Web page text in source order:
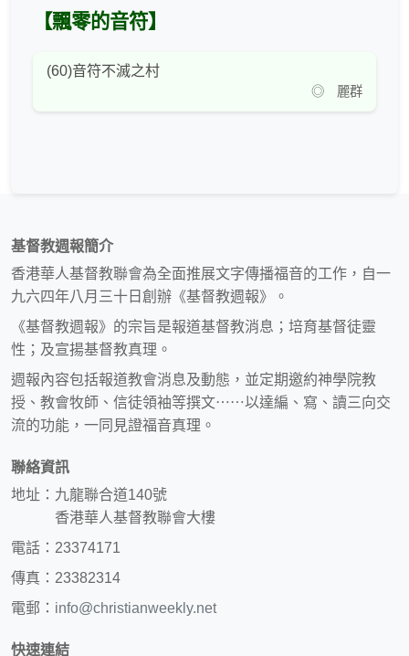
【飄零的音符】
(60)音符不滅之村
◎ 麗群
基督教週報簡介
香港華人基督教聯會為全面推展文字傳播福音的工作，自一
九六四年八月三十日創辦《基督教週報》。
《基督教週報》的宗旨是報道基督教消息；培育基督徒靈
性；及宣揚基督教真理。
週報內容包括報道教會消息及動態，並定期邀約神學院教
授、教會牧師、信徒領袖等撰文⋯⋯以達編、寫、讀三向交
流的功能，一同見證福音真理。
聯絡資訊
地址：九龍聯合道140號
香港華人基督教聯會大樓
電話：23374171
傳真：23382314
電郵： info@christianweekly.net
快速連結